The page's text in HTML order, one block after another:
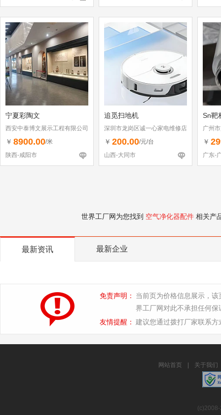
宁夏彩陶文
西安中泰博文展示工程有限公司
￥ 8900.00/米
陕西-咸阳市
追觅扫地机
深圳市龙岗区诚一心家电维修店
（个体工商户）
￥ 200.00/元/台
山西-大同市
Sn靶
广州
￥
广东-
世界工厂网为您找到 空气净化器配件 相关产
最新资讯 最新企业
免责声明：
当前页为价格信息展示，
界工厂网对此不承担任何保
友情提醒： 建议您通过拨打厂家联系
网站首页 关于我们